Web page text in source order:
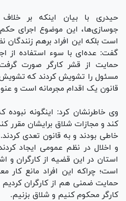
حیدری با بیان اینکه بر
جوسازی‌ها، این موضوع اجرای حکم
است بلکه این افراد برهم
گفت: عده‌ای با سوء استفاده از
حمایت از قشر کارگر صورت
مسئول را تشویش کردند که
قانون یک اقدام مجرمانه است و
وی خاطرنشان کرد: اینگونه
کند و مجازات شلاق برایشان مقرر
خاطی بودند و به قانون تعدی
و اخلال در نظم عمومی ایجاد
استان در این قضیه از کارگران و
است؛ چراکه این افراد مانع
حمایت ضمنی هم از کارگران کردیم
کارگر محکوم کنیم و شلاق بزنیم.